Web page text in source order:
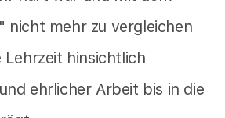
nicht mehr zu vergleichen
hinsichtlich
ehrlicher Arbeit bis in die